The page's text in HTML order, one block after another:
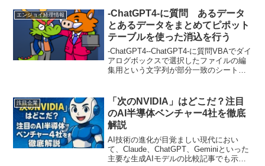
は、企業の財務報告や経営戦略に大きな
影響を及ぼ...
エンジョイ経理情報
-ChatGPT4-に質問 あるデータ
とあるデータをまとめてピポット
テーブルを使った消込を行う
-ChatGPT4--ChatGPT4-に質問VBAでダイ
アログボックスで選択したファイルの編
集用という文字列が部分一致のシートを
消込用というシートを作成します。もう
一...
注目企業
「次のNVIDIA」はどこだ？注目
のAI半導体ベンチャー4社を徹底
解説
AI技術の進化が目覚ましい現代におい
て、Claude、ChatGPT、Geminiといった
主要な生成AIモデルの比較記事でも示さ